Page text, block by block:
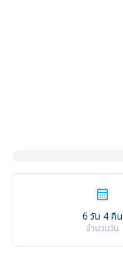
calendar_month
6 วัน 4 คืน
จำนวนวัน